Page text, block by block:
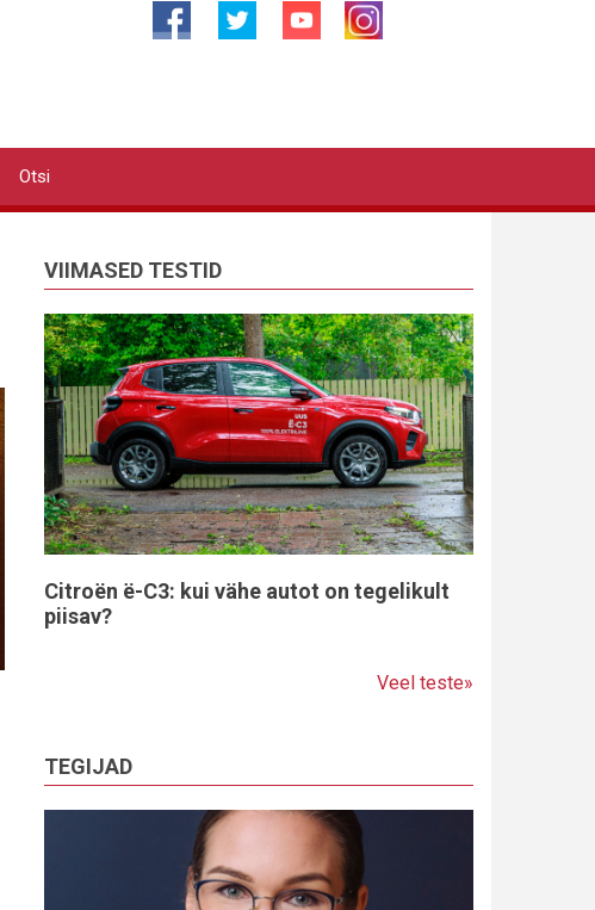
Otsi
VIIMASED TESTID
Citroën ë-C3: kui vähe autot on tegelikult
piisav?
Veel teste»
TEGIJAD